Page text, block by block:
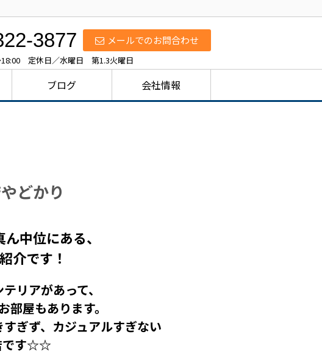
メールでのお問合わせ
3877
18:00 定休日／水曜日 第1.3火曜日
ブログ 会社情報
どかり
中位にある、
介です！
リアがあって、
屋もあります。
ぎず、カジュアルすぎない
です☆☆